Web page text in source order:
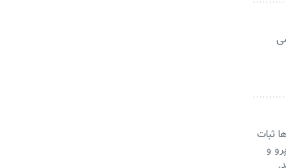
ثبات
در بخش باتری، ظرفیت مدل‌های گران‌قیمت را ارتقاء دهد تا دو گوشی گلکسی S27 پرو و